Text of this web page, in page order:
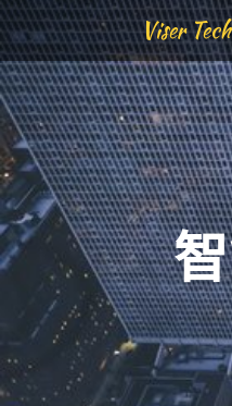
Viser